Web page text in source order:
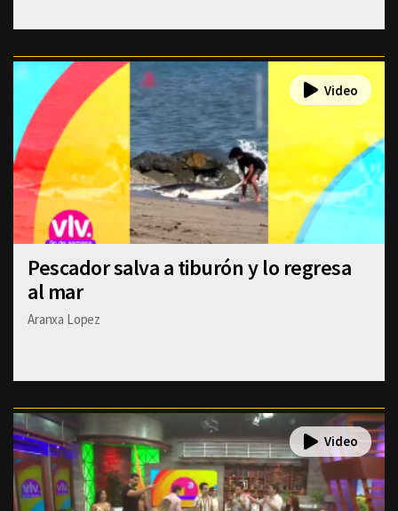
Pescador salva a tiburón y lo regresa
al mar
Aranxa Lopez